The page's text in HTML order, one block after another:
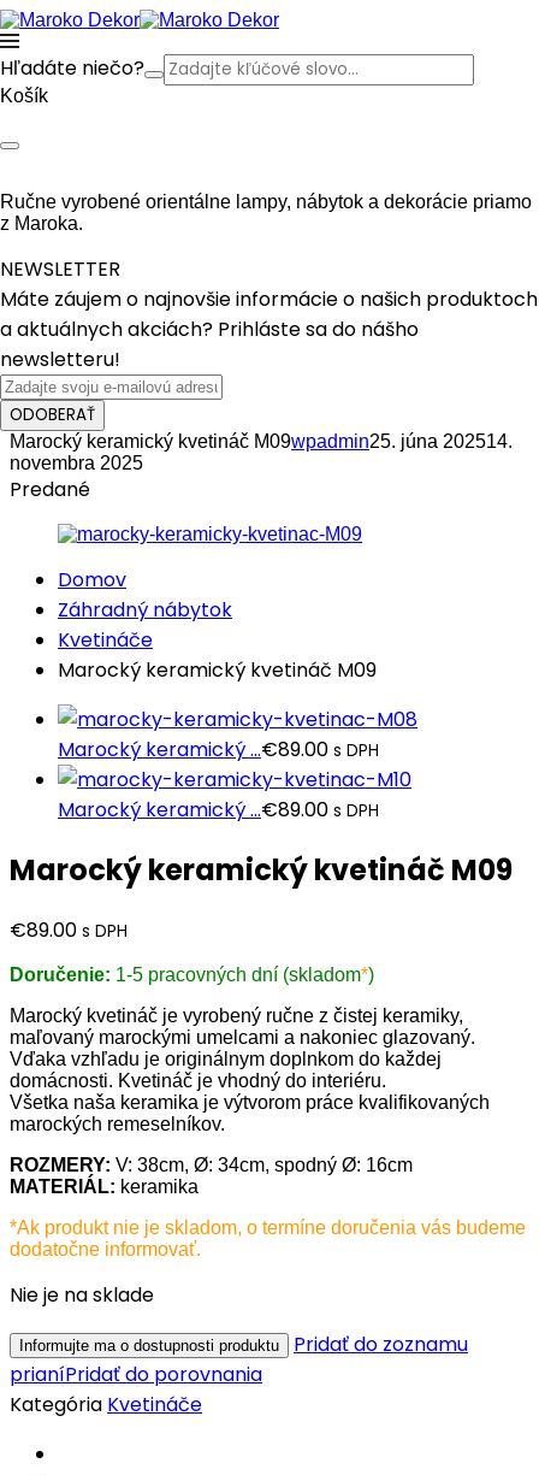
Hľadáte niečo?
Košík
Ručne vyrobené orientálne lampy, nábytok a dekorácie priamo
z Maroka.
NEWSLETTER
Máte záujem o najnovšie informácie o našich produktoch
a aktuálnych akciách? Prihláste sa do nášho
newsletteru!
ODOBERAŤ
Marocký keramický kvetináč M09wpadmin25. júna 202514.
novembra 2025
Predané
Domov
Záhradný nábytok
Kvetináče
Marocký keramický kvetináč M09
Marocký keramický ...€89.00 s DPH
Marocký keramický ...€89.00 s DPH
Marocký keramický kvetináč M09
€89.00 s DPH
Doručenie: 1-5 pracovných dní (skladom*)
Marocký kvetináč je vyrobený ručne z čistej keramiky,
maľovaný marockými umelcami a nakoniec glazovaný.
Vďaka vzhľadu je originálnym doplnkom do každej
domácnosti. Kvetináč je vhodný do interiéru.
Všetka naša keramika je výtvorom práce kvalifikovaných
marockých remeselníkov.
ROZMERY: V: 38cm, Ø: 34cm, spodný Ø: 16cm
MATERIÁL: keramika
*Ak produkt nie je skladom, o termíne doručenia vás budeme
dodatočne informovať.
Nie je na sklade
Pridať do zoznamu
prianíPridať do porovnania
Kategória Kvetináče